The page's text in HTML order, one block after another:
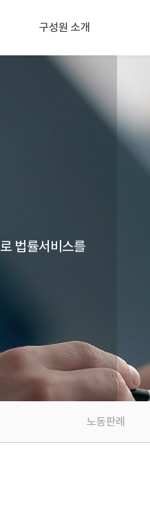
구성원 소개
고문
대표, 파트너노무사
법률서비스를
노동판례